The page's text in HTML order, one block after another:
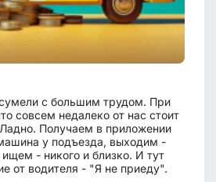
сумели с большим трудом. При
совсем недалеко от нас стоит
Получаем в приложении
у подъезда, выходим -
- никого и близко. И тут
от водителя - "Я не приеду".